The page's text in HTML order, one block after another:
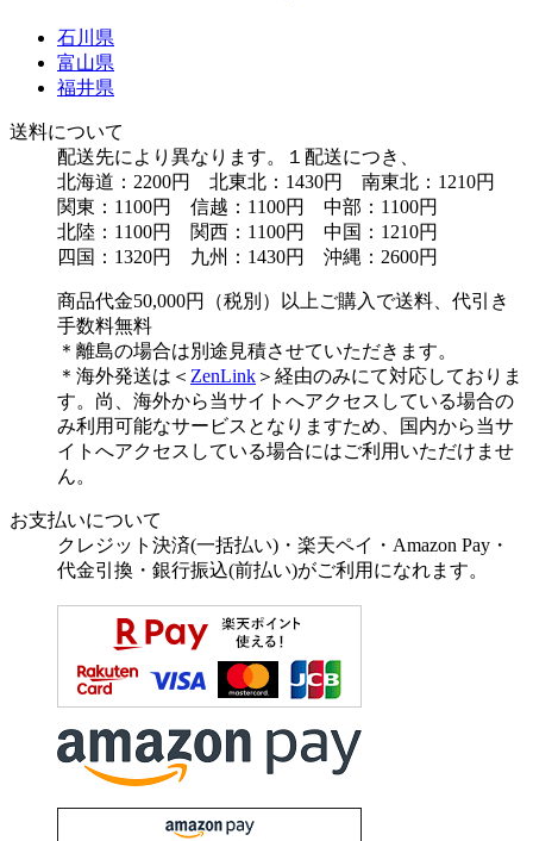
石川県
富山県
福井県
送料について
配送先により異なります。１配送につき、
北海道：2200円 北東北：1430円 南東北：1210円
関東：1100円 信越：1100円 中部：1100円
北陸：1100円 関西：1100円 中国：1210円
四国：1320円 九州：1430円 沖縄：2600円
商品代金50,000円（税別）以上ご購入で送料、代引き
手数料無料
＊離島の場合は別途見積させていただきます。
＊海外発送は＜ ZenLink ＞経由のみにて対応しておりま
す。尚、海外から当サイトへアクセスしている場合の
み利用可能なサービスとなりますため、国内から当サ
イトへアクセスしている場合にはご利用いただけませ
ん。
お支払いについて
クレジット決済(一括払い)・楽天ペイ・Amazon Pay・
代金引換・銀行振込(前払い)がご利用になれます。